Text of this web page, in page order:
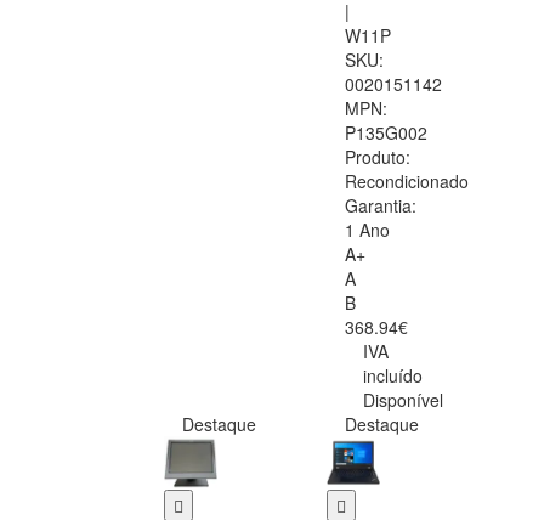
|
W11P
SKU:
0020151142
MPN:
P135G002
Produto:
Recondicionado
Garantia:
1 Ano
A+
A
B
368.94€
IVA
incluído
Disponível
Destaque
Destaque